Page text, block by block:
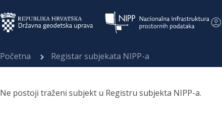
Početna Registar subjekata NIPP-a
Ne postoji traženi subjekt u Registru subjekta NIPP-a.